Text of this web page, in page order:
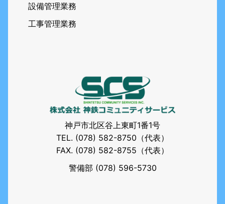
設備管理業務
工事管理業務
神戸市北区谷上東町1番1号
TEL. (078) 582-8750 （代表）
FAX. (078) 582-8755（代表）
警備部 (078) 596-5730